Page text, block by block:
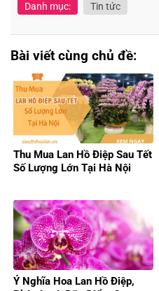
Danh mục: Tin tức
Bài viết cùng chủ đề:
Thu Mua Lan Hồ Điệp Sau Tết
Số Lượng Lớn Tại Hà Nội
Ý Nghĩa Hoa Lan Hồ Điệp,